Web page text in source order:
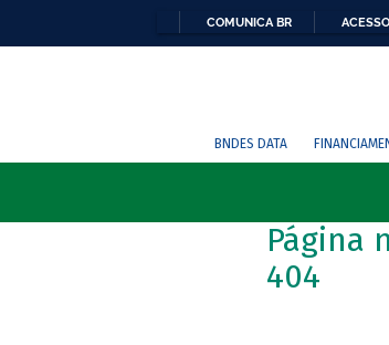
COMUNICA BR
BNDES DATA
Página
404